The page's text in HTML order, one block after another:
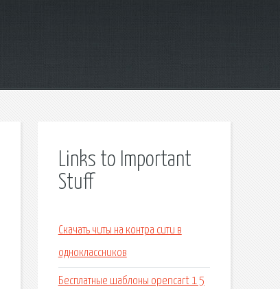
Links to Important
Stuff
Скачать читы на контра сити в
одноклассников
Бесплатные шаблоны opencart 1 5